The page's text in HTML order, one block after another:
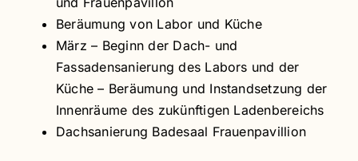
Beräumung von Labor und Küche
März – Beginn der Dach- und
Fassadensanierung des Labors und der
Küche – Beräumung und Instandsetzung der
Innenräume des zukünftigen Ladenbereichs
Dachsanierung Badesaal Frauenpavillion